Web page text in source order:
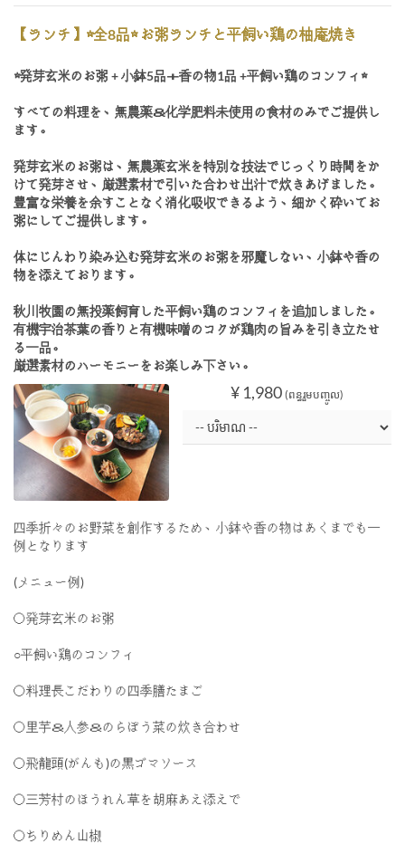
【ランチ】☆全8品☆ お粥ランチと平飼い鶏の柚庵焼き
☆発芽玄米のお粥 + 小鉢5品＋香の物1品 +平飼い鶏のコンフィ☆
すべての料理を、無農薬＆化学肥料未使用の食材のみでご提供し
ます。
発芽玄米のお粥は、無農薬玄米を特別な技法でじっくり時間をか
けて発芽させ、厳選素材で引いた合わせ出汁で炊きあげました。
豊富な栄養を余すことなく消化吸収できるよう、細かく砕いてお
粥にしてご提供します。
体にじんわり染み込む発芽玄米のお粥を邪魔しない、小鉢や香の
物を添えております。
秋川牧園の無投薬飼育した平飼い鶏のコンフィを追加しました。
有機宇治茶葉の香りと有機味噌のコクが鶏肉の旨みを引き立たせ
る一品。
厳選素材のハーモニーをお楽しみ下さい。
¥ 1,980 (ពន្ធរួមបញ្ចូល)
四季折々のお野菜を創作するため、小鉢や香の物はあくまでも一
例となります
(メニュー例)
〇発芽玄米のお粥
○平飼い鶏のコンフィ
〇料理長こだわりの四季膳たまご
〇里芋＆人参＆のらぼう菜の炊き合わせ
〇飛龍頭(がんも)の黒ゴマソース
〇三芳村のほうれん草を胡麻あえ添えで
〇ちりめん山椒